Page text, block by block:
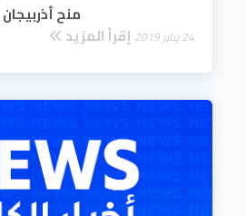
منح أذربيجان
24 يناير 2019 إقرأ المزيد